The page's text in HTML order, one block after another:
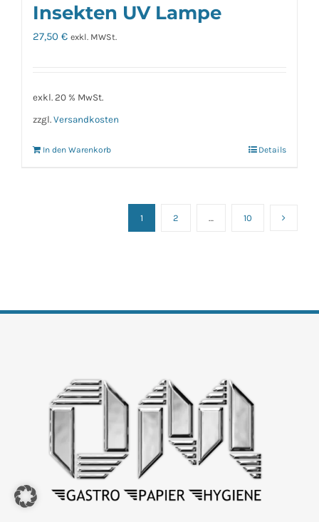
Insekten UV Lampe
27,50 € exkl. MWSt.
exkl. 20 % MwSt.
zzgl. Versandkosten
In den Warenkorb Details
1 2 … 10